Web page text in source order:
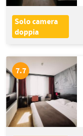
7.7
Solo camera
doppia